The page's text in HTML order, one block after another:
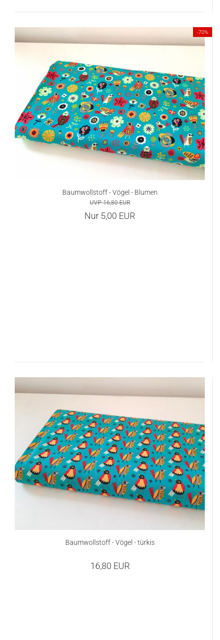
-70%
Baumwollstoff - Vögel - Blumen
UVP 16,80 EUR
Nur 5,00 EUR
Baumwollstoff - Vögel - türkis
16,80 EUR